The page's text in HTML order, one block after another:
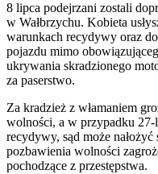
8 lipca podejrzani zostali
w Wałbrzychu. Kobieta
warunkach recydywy oraz
pojazdu mimo
ukrywania skradzionego
za paserstwo.
Za kradzież z włamaniem
wolności, a w przypadku 27-
recydywy, sąd może
pozbawienia wolności
pochodzące z przestępstwa.